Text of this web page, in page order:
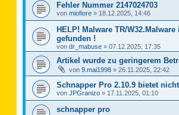
Fehler Nummer 2147024703
von miofiore » 18.12.2025, 14:46
HELP! Malware TR/
gefunden !
von dr_mabuse » 07.12.2025, 17:35
Artikel wurde zu geringerem
von 9.mai1998 » 26.11.2025, 22:42
Schnapper Pro 2.10.9 bietet
von JPGranizo » 17.11.2025, 01:10
schnapper pro